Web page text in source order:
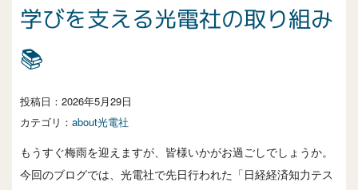
学びを支える光電社の取り組み
📚
投稿日： 2026年5月29日
カテゴリ： about光電社
もうすぐ梅雨を迎えますが、皆様いかがお過ごしでしょうか。
今回のブログでは、光電社で先日行われた「日経経済知力テス